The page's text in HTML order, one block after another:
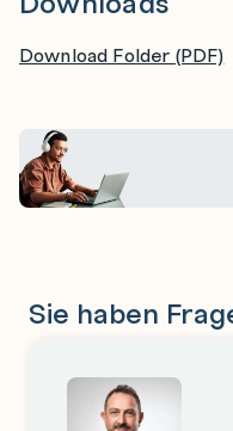
Download Folder (PDF)
Sie haben